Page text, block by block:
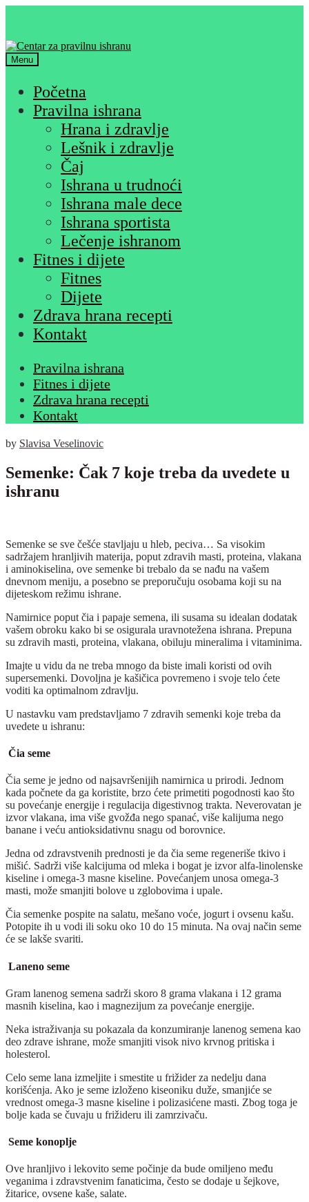
Menu
Početna
Pravilna ishrana
Hrana i zdravlje
Lešnik i zdravlje
Čaj
Ishrana u trudnoći
Ishrana male dece
Ishrana sportista
Lečenje ishranom
Fitnes i dijete
Fitnes
Dijete
Zdrava hrana recepti
Kontakt
Pravilna ishrana
Fitnes i dijete
Zdrava hrana recepti
Kontakt
by Slavisa Veselinovic
Semenke: Čak 7 koje treba da uvedete u
ishranu
Semenke se sve češće stavljaju u hleb, peciva… Sa visokim
sadržajem hranljivih materija, poput zdravih masti, proteina, vlakana
i aminokiselina, ove semenke bi trebalo da se nađu na vašem
dnevnom meniju, a posebno se preporučuju osobama koji su na
dijeteskom režimu ishrane.
Namirnice poput čia i papaje semena, ili susama su idealan dodatak
vašem obroku kako bi se osigurala uravnotežena ishrana. Prepuna
su zdravih masti, proteina, vlakana, obiluju mineralima i vitaminima.
Imajte u vidu da ne treba mnogo da biste imali koristi od ovih
supersemenki. Dovoljna je kašičica povremeno i svoje telo ćete
voditi ka optimalnom zdravlju.
U nastavku vam predstavljamo 7 zdravih semenki koje treba da
uvedete u ishranu:
Čia seme
Čia seme je jedno od najsavršenijih namirnica u prirodi. Jednom
kada počnete da ga koristite, brzo ćete primetiti pogodnosti kao što
su povećanje energije i regulacija digestivnog trakta. Neverovatan je
izvor vlakana, ima više gvožđa nego spanać, više kalijuma nego
banane i veću antioksidativnu snagu od borovnice.
Jedna od zdravstvenih prednosti je da čia seme regeneriše tkivo i
mišić. Sadrži više kalcijuma od mleka i bogat je izvor alfa-linolenske
kiseline i omega-3 masne kiseline. Povećanjem unosa omega-3
masti, može smanjiti bolove u zglobovima i upale.
Čia semenke pospite na salatu, mešano voće, jogurt i ovsenu kašu.
Potopite ih u vodi ili soku oko 10 do 15 minuta. Na ovaj način seme
će se lakše svariti.
Laneno seme
Gram lanenog semena sadrži skoro 8 grama vlakana i 12 grama
masnih kiselina, kao i magnezijum za povećanje energije.
Neka istraživanja su pokazala da konzumiranje lanenog semena kao
deo zdrave ishrane, može smanjiti visok nivo krvnog pritiska i
holesterol.
Celo seme lana izmeljite i smestite u frižider za nedelju dana
korišćenja. Ako je seme izloženo kiseoniku duže, smanjiće se
vrednost omega-3 masne kiseline i polizasićene masti. Zbog toga je
bolje kada se čuvaju u frižideru ili zamrzivaču.
Seme konoplje
Ove hranljivo i lekovito seme počinje da bude omiljeno među
veganima i zdravstvenim fanaticima, često se dodaje u šejkove,
žitarice, ovsene kaše, salate.